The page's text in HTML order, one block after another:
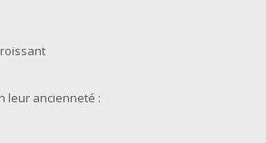
leur ancienneté :